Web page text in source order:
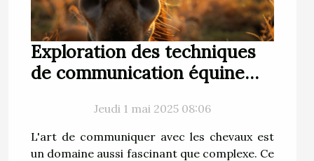
Exploration des techniques
de communication équine
Jeudi 1 mai 2025 08:06
L'art de communiquer avec les chevaux est
un domaine aussi fascinant que complexe. Ce